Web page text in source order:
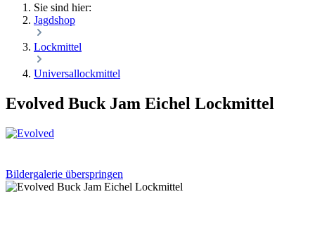
Sie sind hier:
Jagdshop
Lockmittel
Universallockmittel
Evolved Buck Jam Eichel Lockmittel
Bildergalerie überspringen